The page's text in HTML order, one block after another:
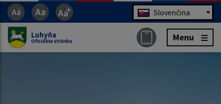
Jazyk Slovenčina
Luhyňa
Oficiálna stránka Menu